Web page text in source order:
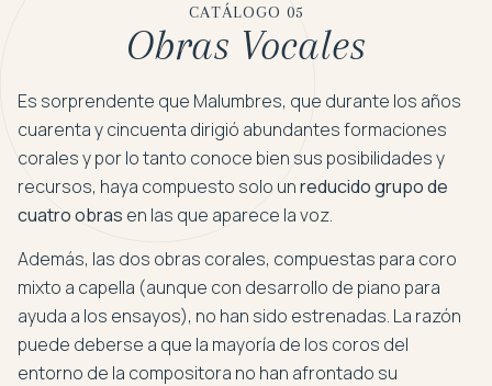
CATÁLOGO 05
Obras Vocales
Es sorprendente que Malumbres, que durante los años
cuarenta y cincuenta dirigió abundantes formaciones
corales y por lo tanto conoce bien sus posibilidades y
recursos, haya compuesto solo unreducido grupo de
cuatro obras en las que aparece la voz.
Además, las dos obras corales, compuestas para coro
mixto a capella (aunque con desarrollo de piano para
ayuda a los ensayos), no han sido estrenadas. La razón
puede deberse a que la mayoría de los coros del
entorno de la compositora no han afrontado su